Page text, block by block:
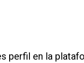
perfil en la